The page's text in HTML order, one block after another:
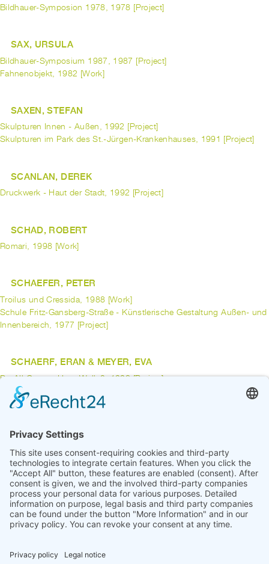
Bildhauer-Symposion 1978, 1978 [Project]
SAX, URSULA
Bildhauer-Symposium 1987, 1987 [Project]
Fahnenobjekt, 1982 [Work]
SAXEN, STEFAN
Skulpturen Innen - Außen, 1992 [Project]
Skulpturen im Park des St.-Jürgen-Krankenhauses, 1991 [Project]
SCANLAN, DEREK
Druckwerk - Haut der Stadt, 1992 [Project]
SCHAD, ROBERT
Romari, 1998 [Work]
SCHAEFER, PETER
Troilus und Cressida, 1988 [Work]
Schule Fritz-Gansberg-Straße - Künstlerische Gestaltung Außen- und
Innenbereich, 1977 [Project]
SCHAERF, ERAN & MEYER, EVA
Do All Oceans Have Walls?, 1998 [Project]
Windfall 89, 1989 [Project]
1
...
8
9
10
11
14